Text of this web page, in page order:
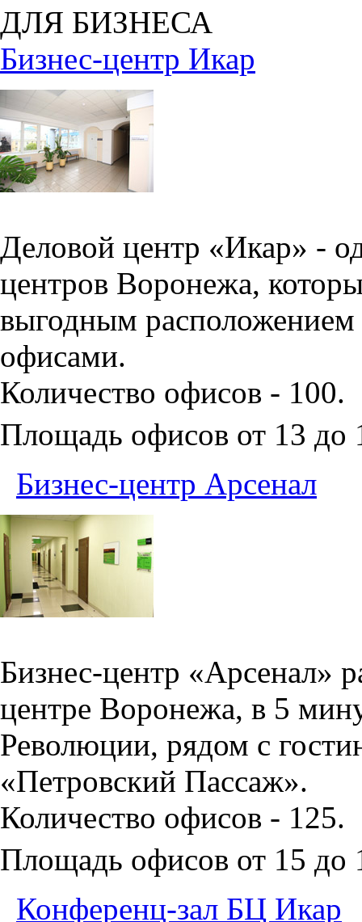
ДЛЯ БИЗНЕСА
Бизнес-центр Икар
Деловой центр «Икар» -
центров Воронежа,
выгодным
офисами.
Количество офисов - 100.
Площадь офисов от 13 до
Бизнес-центр Арсенал
Бизнес-центр «Арсенал»
центре Воронежа, в 5
Революции, рядом с
«Петровский Пассаж».
Количество офисов - 125.
Площадь офисов от 15 до
Конференц-зал БЦ Икар